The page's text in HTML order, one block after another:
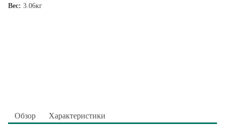
Вес: 3.06кг
Обзор Характеристики